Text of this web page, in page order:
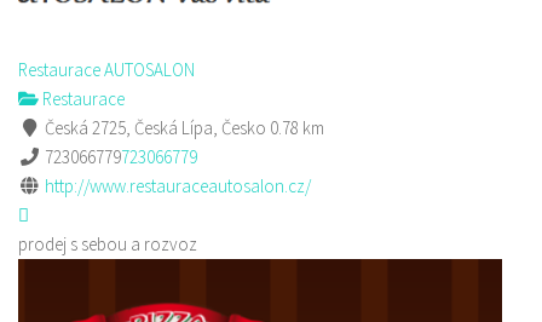
Restaurace AUTOSALON
Restaurace
Česká 2725, Česká Lípa, Česko 0.78 km
723066779723066779
http://www.restauraceautosalon.cz/
prodej s sebou a rozvoz